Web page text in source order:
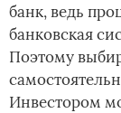
банк, ведь
банковская
Поэтому
Инвестором